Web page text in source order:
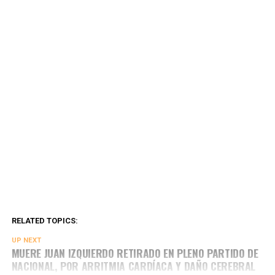
RELATED TOPICS:
UP NEXT
MUERE JUAN IZQUIERDO RETIRADO EN PLENO PARTIDO DE
NACIONAL, POR ARRITMIA CARDÍACA Y DAÑO CEREBRAL